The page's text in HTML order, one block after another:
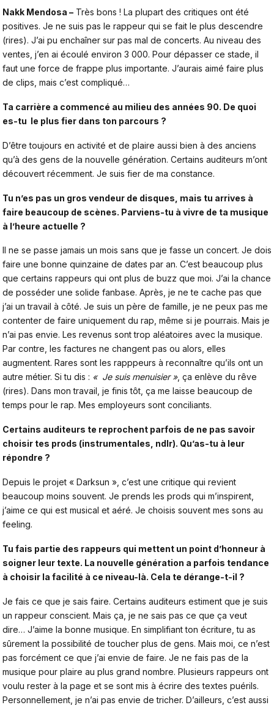
Nakk Mendosa – Très bons ! La plupart des critiques ont été
positives. Je ne suis pas le rappeur qui se fait le plus descendre
(rires). J’ai pu enchaîner sur pas mal de concerts. Au niveau des
ventes, j’en ai écoulé environ 3 000. Pour dépasser ce stade, il
faut une force de frappe plus importante. J’aurais aimé faire plus
de clips, mais c’est compliqué…
Ta carrière a commencé au milieu des années 90. De quoi
es-tu le plus fier dans ton parcours ?
D’être toujours en activité et de plaire aussi bien à des anciens
qu’à des gens de la nouvelle génération. Certains auditeurs m’ont
découvert récemment. Je suis fier de ma constance.
Tu n’es pas un gros vendeur de disques, mais tu arrives à
faire beaucoup de scènes. Parviens-tu à vivre de ta musique
à l’heure actuelle ?
Il ne se passe jamais un mois sans que je fasse un concert. Je dois
faire une bonne quinzaine de dates par an. C’est beaucoup plus
que certains rappeurs qui ont plus de buzz que moi. J’ai la chance
de posséder une solide fanbase. Après, je ne te cache pas que
j’ai un travail à côté. Je suis un père de famille, je ne peux pas me
contenter de faire uniquement du rap, même si je pourrais. Mais je
n’ai pas envie. Les revenus sont trop aléatoires avec la musique.
Par contre, les factures ne changent pas ou alors, elles
augmentent. Rares sont les rapppeurs à reconnaître qu’ils ont un
autre métier. Si tu dis : « Je suis menuisier », ça enlève du rêve
(rires). Dans mon travail, je finis tôt, ça me laisse beaucoup de
temps pour le rap. Mes employeurs sont conciliants.
Certains auditeurs te reprochent parfois de ne pas savoir
choisir tes prods (instrumentales, ndlr). Qu’as-tu à leur
répondre ?
Depuis le projet « Darksun », c’est une critique qui revient
beaucoup moins souvent. Je prends les prods qui m’inspirent,
j’aime ce qui est musical et aéré. Je choisis souvent mes sons au
feeling.
Tu fais partie des rappeurs qui mettent un point d’honneur à
soigner leur texte. La nouvelle génération a parfois tendance
à choisir la facilité à ce niveau-là. Cela te dérange-t-il ?
Je fais ce que je sais faire. Certains auditeurs estiment que je suis
un rappeur conscient. Mais ça, je ne sais pas ce que ça veut
dire… J’aime la bonne musique. En simplifiant ton écriture, tu as
sûrement la possibilité de toucher plus de gens. Mais moi, ce n’est
pas forcément ce que j’ai envie de faire. Je ne fais pas de la
musique pour plaire au plus grand nombre. Plusieurs rappeurs ont
voulu rester à la page et se sont mis à écrire des textes puérils.
Personnellement, je n’ai pas envie de tricher. D’ailleurs, c’est aussi